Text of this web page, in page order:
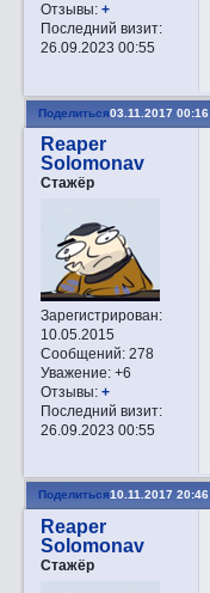
Отзывы: +
Последний визит:
26.09.2023 00:55
Поделиться03.11.2017 00:16
Reaper
Solomonav
Стажёр
Зарегистрирован:
10.05.2015
Сообщений:278
Уважение: +6
Отзывы: +
Последний визит:
26.09.2023 00:55
Поделиться10.11.2017 20:46
Reaper
Solomonav
Стажёр